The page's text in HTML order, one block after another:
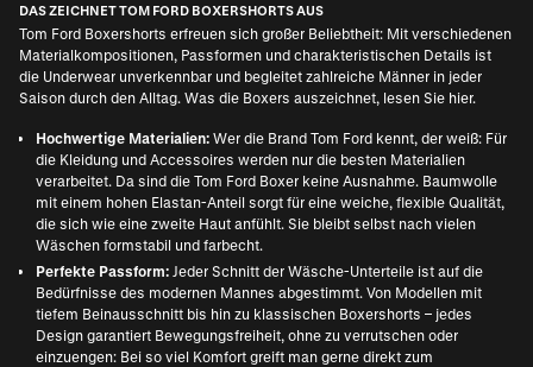
DAS ZEICHNET TOM FORD BOXERSHORTS AUS
Tom Ford Boxershorts erfreuen sich großer Beliebtheit: Mit verschiedenen
Materialkompositionen, Passformen und charakteristischen Details ist
die Underwear unverkennbar und begleitet zahlreiche Männer in jeder
Saison durch den Alltag. Was die Boxers auszeichnet, lesen Sie hier.
Hochwertige Materialien: Wer die Brand Tom Ford kennt, der weiß: Für
die Kleidung und Accessoires werden nur die besten Materialien
verarbeitet. Da sind die Tom Ford Boxer keine Ausnahme. Baumwolle
mit einem hohen Elastan-Anteil sorgt für eine weiche, flexible Qualität,
die sich wie eine zweite Haut anfühlt. Sie bleibt selbst nach vielen
Wäschen formstabil und farbecht.
Perfekte Passform: Jeder Schnitt der Wäsche-Unterteile ist auf die
Bedürfnisse des modernen Mannes abgestimmt. Von Modellen mit
tiefem Beinausschnitt bis hin zu klassischen Boxershorts – jedes
Design garantiert Bewegungsfreiheit, ohne zu verrutschen oder
einzuengen: Bei so viel Komfort greift man gerne direkt zum